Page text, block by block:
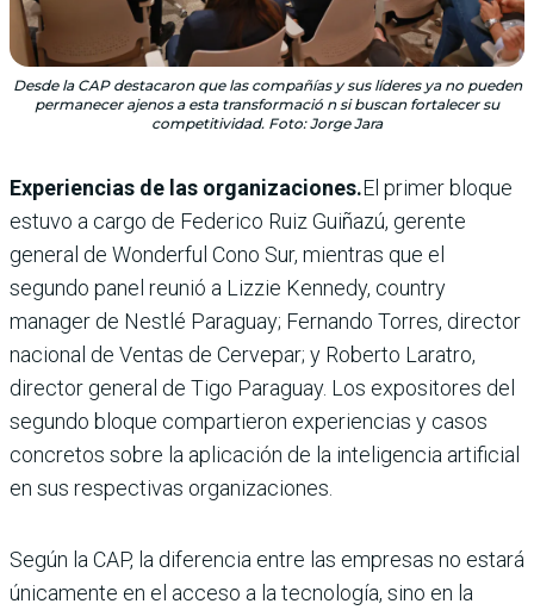
Desde la CAP destacaron que las compañías y sus líderes ya no pueden
permanecer ajenos a esta transformació n si buscan fortalecer su
competitividad. Foto: Jorge Jara
Experiencias de las organizaciones.El primer bloque
estuvo a cargo de Federico Ruiz Guiñazú, gerente
general de Wonderful Cono Sur, mientras que el
segundo panel reunió a Lizzie Kennedy, country
manager de Nestlé Paraguay; Fernando Torres, director
nacional de Ventas de Cervepar; y Roberto Laratro,
director general de Tigo Paraguay. Los expositores del
segundo bloque compartieron experiencias y casos
concretos sobre la aplicación de la inteligencia artificial
en sus respectivas organizaciones.
Según la CAP, la diferencia entre las empresas no estará
únicamente en el acceso a la tecnología, sino en la